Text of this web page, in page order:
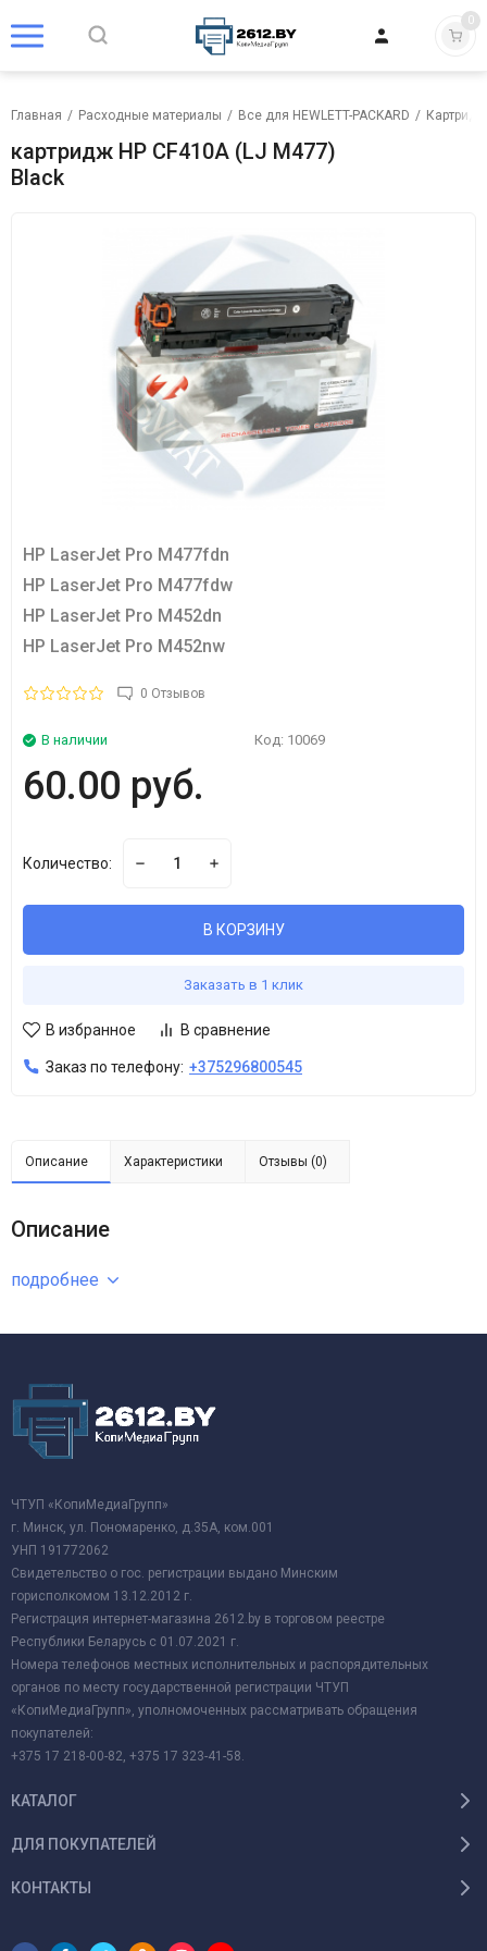
0
Главная / Расходные материалы / Все для HEWLETT-PACKARD /
картридж HP CF410A (LJ M477)
Black
HP LaserJet Pro M477fdn
HP LaserJet Pro M477fdw
HP LaserJet Pro M452dn
HP LaserJet Pro M452nw
0 Отзывов
В наличии Код: 10069
60.00 руб.
Количество:
В КОРЗИНУ
Заказать в 1 клик
В избранное В сравнение
Заказ по телефону: +375296800545
Описание Характеристики Отзывы (0)
Описание
подробнее
ЧТУП «КопиМедиаГрупп»
г. Минск, ул. Пономаренко, д.35А, ком.001
УНП 191772062
Свидетельство о гос. регистрации выдано Минским
горисполкомом 13.12.2012 г.
Регистрация интернет-магазина 2612.by в торговом реестре
Республики Беларусь с 01.07.2021 г.
Номера телефонов местных исполнительных и распорядительных
органов по месту государственной регистрации ЧТУП
«КопиМедиаГрупп», уполномоченных рассматривать обращения
покупателей:
+375 17 218-00-82, +375 17 323-41-58.
КАТАЛОГ
ДЛЯ ПОКУПАТЕЛЕЙ
КОНТАКТЫ